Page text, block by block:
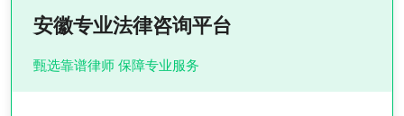
安徽专业法律咨询平台
甄选靠谱律师 保障专业服务